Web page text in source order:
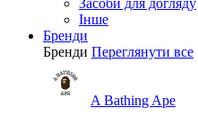
Засоби для догляду
Інше
Бренди
Бренди Переглянути все
A Bathing Ape